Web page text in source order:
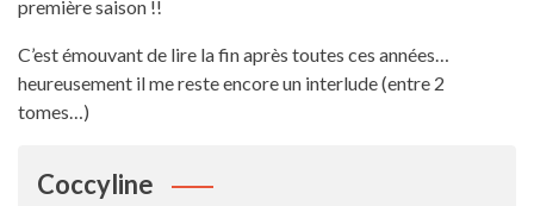
première saison !!
C’est émouvant de lire la fin après toutes ces années…
heureusement il me reste encore un interlude (entre 2
tomes…)
Coccyline